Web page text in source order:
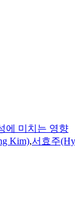
에 미치는 영향
Kim),서효주